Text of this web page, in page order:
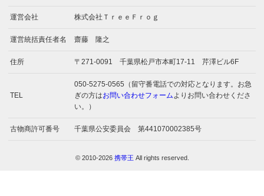
運営会社 株式会社ＴｒｅｅＦｒｏｇ
運営統括責任者名 齋藤 隆之
住所 〒271-0091 千葉県松戸市本町17-11 芹澤ビル6F
TEL
050-5275-0565（留守番電話での対応となります。お急
ぎの方はお問い合わせフォーム よりお問い合わせくださ
い。）
古物商許可番号 千葉県公安委員会 第441070002385号
© 2010-2026 携帯王 All rights reserved.